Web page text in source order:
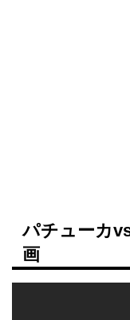
パチューカ
画